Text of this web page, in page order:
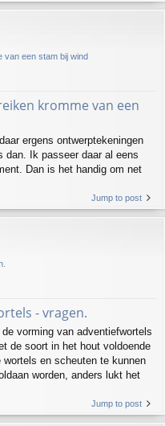
van een stam bij wind
kromme van een
ergens ontwerptekeningen
dan. Ik passeer daar al eens
Dan is het handig om net
Jump to post
- vragen.
vorming van adventiefwortels
de soort in het hout voldoende
en scheuten te kunnen
worden, anders lukt het
Jump to post